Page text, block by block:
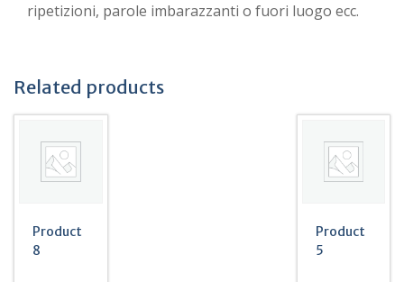
ripetizioni, parole imbarazzanti o fuori luogo ecc.
Related products
Product
8
Product
5